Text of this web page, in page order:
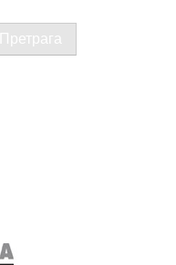
Претрага